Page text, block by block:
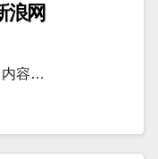
浪网
内容…